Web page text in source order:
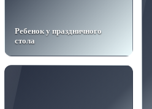
Ребенок у праздничного
стола